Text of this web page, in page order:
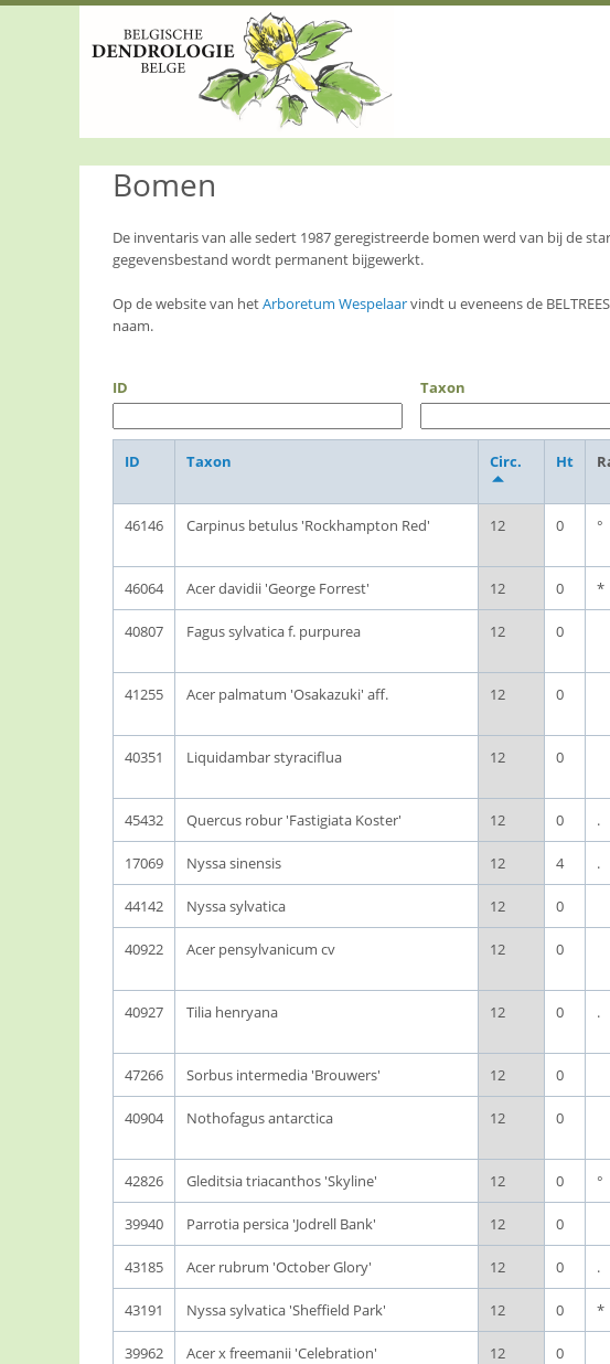
Bomen
De inventaris van alle sedert 1987 geregistreerde bomen werd van bij de
gegevensbestand wordt permanent bijgewerkt.
Op de website van hetArboretum Wespelaarvindt u eveneens de
naam.
ID Taxon
ID Taxon Circ. Ht
46146 Carpinus betulus 'Rockhampton Red' 12 0 °
46064 Acer davidii 'George Forrest' 12 0 *
40807 Fagus sylvatica f. purpurea 12 0
41255 Acer palmatum 'Osakazuki' aff. 12 0
40351 Liquidambar styraciflua 12 0
45432 Quercus robur 'Fastigiata Koster' 12 0 .
17069 Nyssa sinensis 12 4 .
44142 Nyssa sylvatica 12 0
40922 Acer pensylvanicum cv 12 0
40927 Tilia henryana 12 0 .
47266 Sorbus intermedia 'Brouwers' 12 0
40904 Nothofagus antarctica 12 0
42826 Gleditsia triacanthos 'Skyline' 12 0 °
39940 Parrotia persica 'Jodrell Bank' 12 0
43185 Acer rubrum 'October Glory' 12 0 .
43191 Nyssa sylvatica 'Sheffield Park' 12 0 *
39962 Acer x freemanii 'Celebration' 12 0